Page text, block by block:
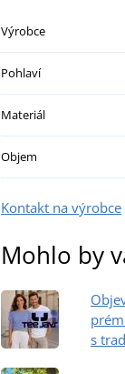
Výrobce
Pohlaví
Materiál
Objem
Kontakt na výrobce
Mohlo by
s